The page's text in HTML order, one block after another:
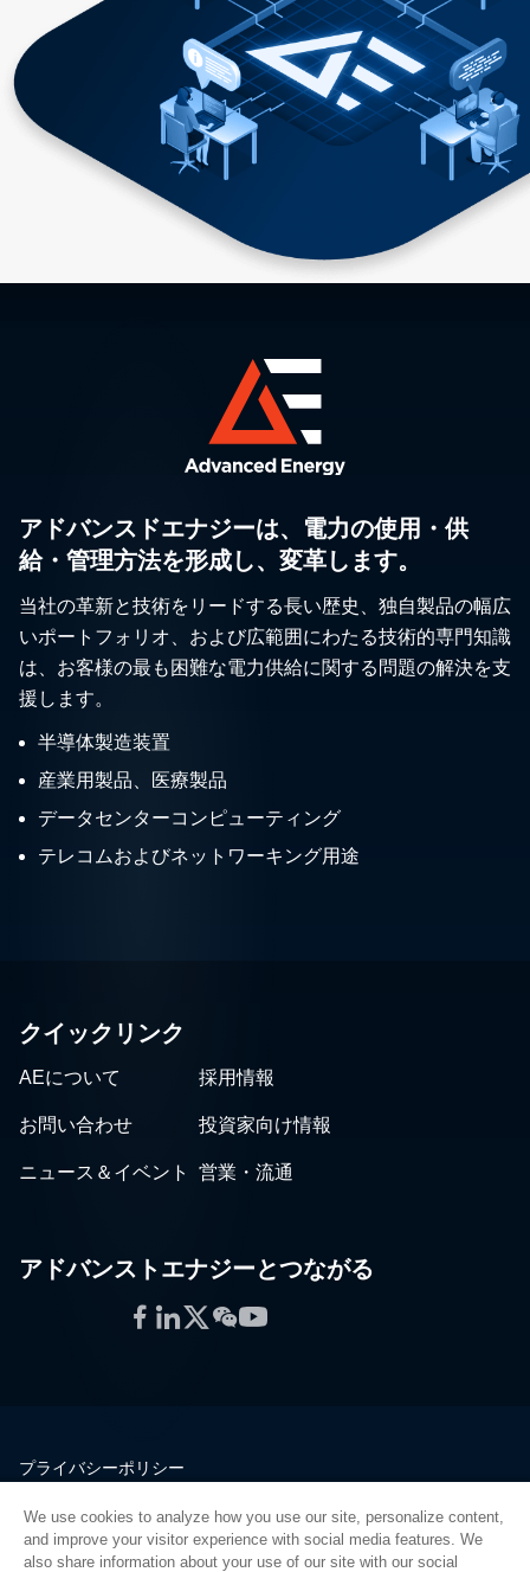
アドバンスドエナジーは、電力の使用・供
給・管理方法を形成し、変革します。
当社の革新と技術をリードする長い歴史、独自製品の幅広
いポートフォリオ、および広範囲にわたる技術的専門知識
は、お客様の最も困難な電力供給に関する問題の解決を支
援します。
半導体製造装置
産業用製品、医療製品
データセンターコンピューティング
テレコムおよびネットワーキング用途
クイックリンク
AEについて 採用情報
お問い合わせ 投資家向け情報
ニュース＆イベント 営業・流通
アドバンストエナジーとつながる
Facebook
LinkedIn
Twitter
WeChat
YouTube
プライバシーポリシー
品質
サイトマップ
We use cookies to analyze how you use our site, personalize content,
and improve your visitor experience with social media features. We
also share information about your use of our site with our social